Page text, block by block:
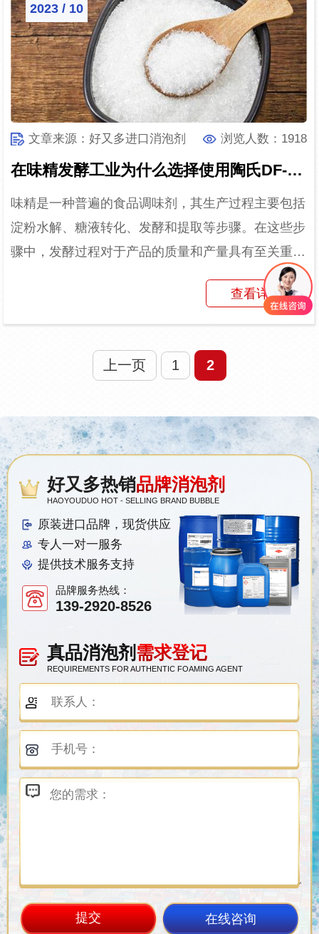
2023 / 10
文章来源：好又多进口消泡剂 浏览人数：1918
在味精发酵工业为什么选择使用陶氏DF-103消泡剂
味精是一种普遍的食品调味剂，其生产过程主要包括
淀粉水解、糖液转化、发酵和提取等步骤。在这些步
骤中，发酵过程对于产品的质量和产量具有至关重要
的影响。然而，在味精发酵过程中，会产生大量的泡
查看详情
上一页 1 2
真品消泡剂 需求登记
REQUIREMENTS FOR AUTHENTIC FOAMING AGENT
在线咨询
好又多热销品牌消泡剂
HAOYOUDUO HOT - SELLING BRAND BUBBLE
原装进口品牌，现货供应
专人一对一服务
提供技术服务支持
品牌服务热线：
139-2920-8526